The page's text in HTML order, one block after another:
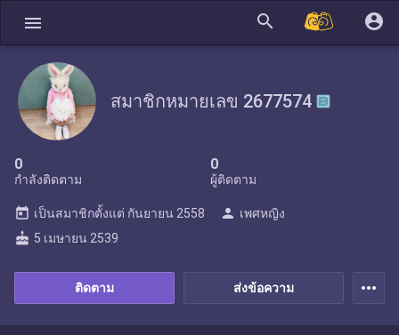
menu search account_circle
สมาชิกหมายเลข 2677574
0
กำลังติดตาม
0
ผู้ติดตาม
ส่งข้อความ
ติดตาม
today เป็นสมาชิกตั้งแต่ กันยายน 2558 person เพศหญิง
cake 5 เมษายน 2539
more_horiz